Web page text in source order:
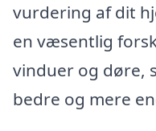
vurdering af dit
en væsentlig
vinduer og døre,
bedre og mere